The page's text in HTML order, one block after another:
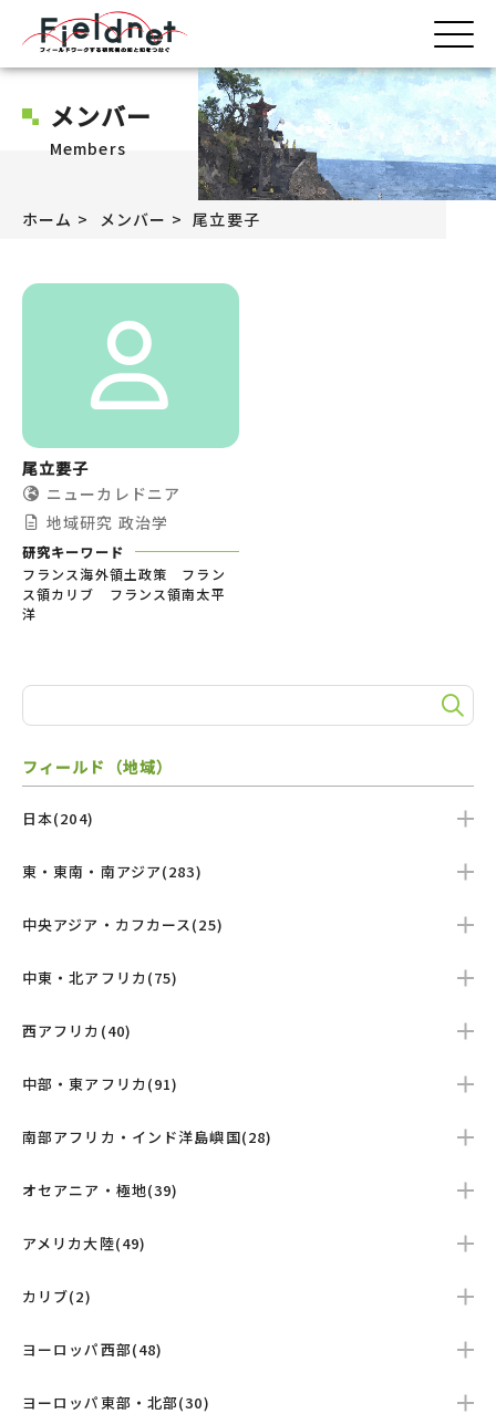
メンバー
Members
ホーム メンバー 尾立要子
尾立要子
ニューカレドニア
地域研究 政治学
研究キーワード
フランス海外領土政策 フラン
ス領カリブ フランス領南太平
洋
フィールド（地域）
日本(204)
東・東南・南アジア(283)
中央アジア・カフカース(25)
中東・北アフリカ(75)
西アフリカ(40)
中部・東アフリカ(91)
南部アフリカ・インド洋島嶼国(28)
オセアニア・極地(39)
アメリカ大陸(49)
カリブ(2)
ヨーロッパ西部(48)
ヨーロッパ東部・北部(30)